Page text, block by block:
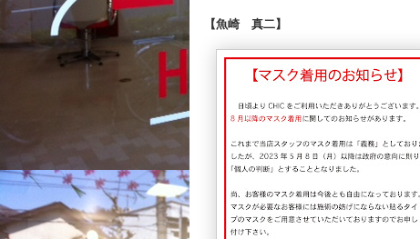
【魚崎 真二】